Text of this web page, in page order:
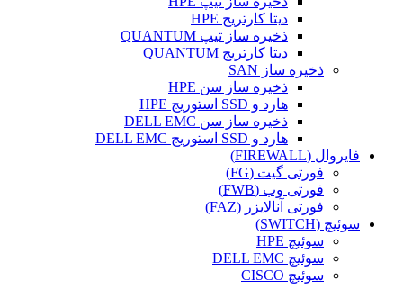
دیتا کارتریج HPE
ذخیره ساز تیپ QUANTUM
دیتا کارتریج QUANTUM
ذخیره ساز SAN
ذخیره ساز سن HPE
هارد و SSD استوریج HPE
ذخیره ساز سن DELL EMC
هارد و SSD استوریج DELL EMC
فایروال (FIREWALL)
فورتی گیت (FG)
فورتی وب (FWB)
فورتی آنالایزر (FAZ)
سوئیچ (SWITCH)
سوئیچ HPE
سوئیچ DELL EMC
سوئیچ CISCO